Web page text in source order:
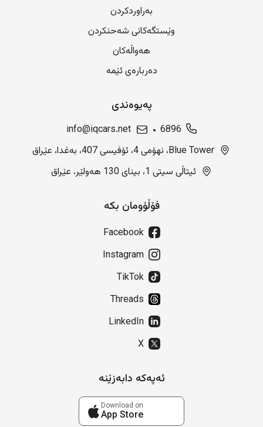
بەراوردکردن
وێستگەکانی شەحنکردن
هەواڵەکان
دەربارەی ئێمە
پەیوەندی
6896
info@iqcars.net
Blue Tower، نهۆمی 4، ئۆفیسی 407، بەغدا، عێراق
ئیتاڵی سیتی 1، بینای 130 هەولێر، عێراق
فۆڵۆومان بکە
Facebook
Instagram
TikTok
Threads
LinkedIn
X
ئەپەکە دابەزێنە
Download on
App Store